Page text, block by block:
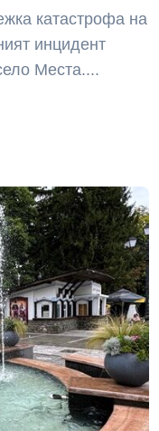
катастрофа на
инцидент
Места....